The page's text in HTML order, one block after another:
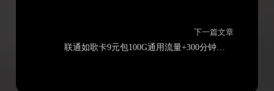
下一篇文章
联通如歌卡9元包100G通用流量+300分钟通话